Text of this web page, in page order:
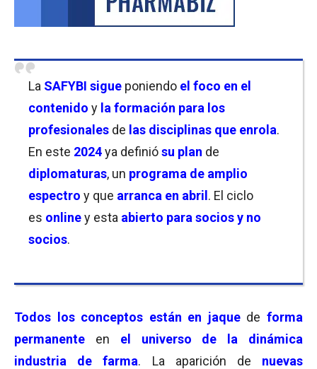
La SAFYBI sigue poniendo el foco en el
contenido y la formación para los
profesionales de las disciplinas que enrola.
En este 2024ya definiósu plan de
diplomaturas, un programa de amplio
espectro y que arranca en abril . El ciclo
es onliney esta abierto para socios y no
socios.
Todos los conceptos están en jaque de forma
permanente en el universo de la
dinámica
industria de farma. La aparición de nuevas